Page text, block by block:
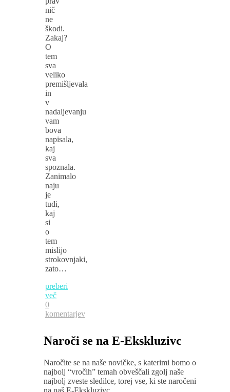
nič
ne
škodi.
Zakaj?
O
tem
sva
veliko
premišljevala
in
v
nadaljevanju
vam
bova
napisala,
kaj
sva
spoznala.
Zanimalo
naju
je
tudi,
kaj
si
o
tem
mislijo
strokovnjaki,
zato…
preberi
več
0
komentarjev
Naroči se na E-Ekskluzivc
Naročite se na naše novičke, s katerimi bomo o
najbolj “vročih” temah obveščali zgolj naše
najbolj zveste sledilce, torej vse, ki ste naročeni
na naš E-Ekskluzivc.